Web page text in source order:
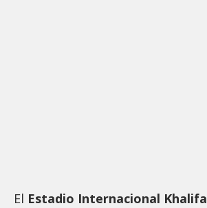
El Estadio Internacional Khalifa